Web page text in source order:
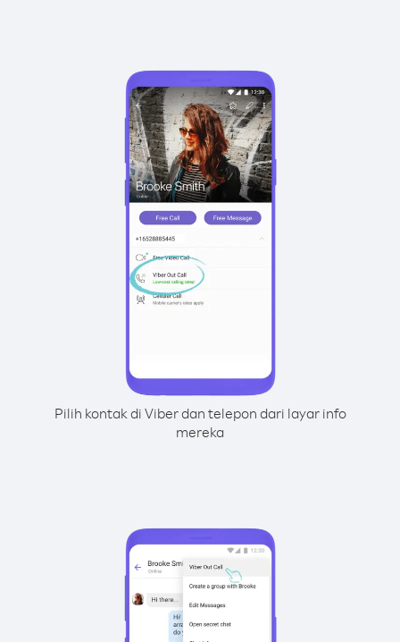
Pilih kontak di Viber dan telepon dari layar info
mereka